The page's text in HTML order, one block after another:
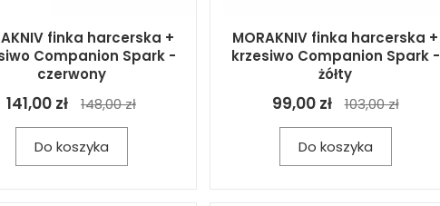
finka harcerska +
Companion Spark -
czerwony
141,00 zł 148,00 zł
Do koszyka
MORAKNIV finka harcerska +
krzesiwo Companion Spark -
żółty
99,00 zł 103,00 zł
Do koszyka